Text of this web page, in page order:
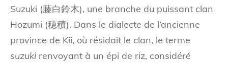
Suzuki (藤白鈴木), une branche du puissant clan
Hozumi (穂積). Dans le dialecte de l’ancienne
province de Kii, où résidait le clan, le terme
suzuki renvoyant à un épi de riz, considéré